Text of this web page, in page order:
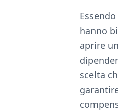
hanno
aprire
scelta